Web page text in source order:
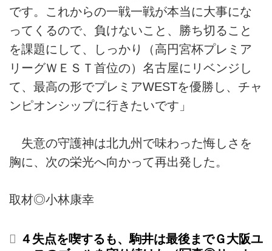
です。これからの一戦一戦が本当に大事にな
ってくるので、負けないこと、勝ち切ること
を課題にして、しっかり（高円宮杯プレミア
リーグＷＥＳＴ首位の）名古屋にリベンジし
て、最高の形でプレミアWESTを優勝し、チャ
ンピオンシップに行きたいです」
失意の守護神は北九州で味わった悔しさを
胸に、次の栄光へ向かって再出発した。
取材◎小林康幸
４失点を喫するも、駒井は最後までＧ大阪ユ